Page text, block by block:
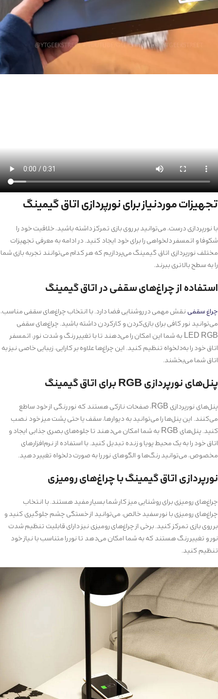
تجهیزات موردنیاز برای نورپردازی اتاق گیمینگ
با نورپردازی درست، می‌توانید بر روی بازی تمرکز داشته باشید، خلاقیت خود را
شکوفا و اتمسفر دلخواهی را برای خود ایجاد کنید. در ادامه به معرفی تجهیزات
مختلف نورپردازی اتاق گیمینگ می‌پردازیم که هر کدام می‌توانند تجربه بازی شما
را به سطح بالاتری ببرند.
استفاده از چراغ‌های سقفی در اتاق گیمینگ
چراغ سقفی نقش مهمی در روشنایی فضا دارد. با انتخاب چراغ‌های سقفی مناسب،
می‌توانید نور کافی برای بازی‌کردن و کارکردن داشته باشید. چراغ‌های سقفی
LED RGB به شما این امکان را می‌دهند تا با تغییر رنگ و شدت نور، اتمسفر
اتاق خود را به‌دلخواه تنظیم کنید. این چراغ‌ها علاوه بر کارایی، زیبایی خاصی نیز به
اتاق شما می‌بخشند.
پنل‌های نورپردازی RGB برای اتاق گیمینگ
پنل‌های نورپردازی RGB، صفحات نازکی هستند که نور رنگی از خود ساطع
می‌کنند. این پنل‌ها را می‌توانید به دیوارها، سقف یا حتی پشت میز خود نصب
کنید. پنل‌های RGB به شما امکان می‌دهند تا جلوه‌های بصری جذابی ایجاد و
اتاق خود را به یک محیط پویا و زنده تبدیل کنید. با استفاده از نرم‌افزارهای
مخصوص، می‌توانید رنگ‌ها و الگوهای نور را به صورت دلخواه تغییر دهید.
نورپردازی اتاق گیمینگ با چراغ‌های رومیزی
چراغ‌های رومیزی برای روشنایی میز کار شما بسیار مفید هستند. با انتخاب
چراغ‌های رومیزی با نور سفید خالص، می‌توانید از خستگی چشم جلوگیری کنید و
بر روی بازی تمرکز کنید. برخی از چراغ‌های رومیزی نیز دارای قابلیت تنظیم شدت
نور و تغییر رنگ هستند که به شما امکان می‌دهد تا نور را متناسب با نیاز خود
تنظیم کنید.